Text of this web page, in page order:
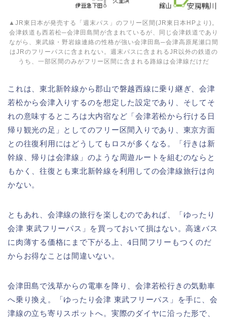
▲JR東日本が発売する「週末パス」のフリー区間(JR東日本HPより)。
会津鉄道も西若松─会津田島間が含まれているが、同じ会津鉄道であり
ながら、東武線・野岩線連絡の性格が強い会津田島─会津高原尾瀬口間
はJRのフリーパスに含まれない。週末パスに含まれるJR以外の鉄道の
うち、一部区間のみがフリー区間に含まれる路線は会津線だけだ
これは、東北新幹線から郡山で磐越西線に乗り継ぎ、会津
若松から会津入りするのを想定した設定であり、そしてそ
れの意味するところは大内宿など「会津若松から行ける日
帰り観光の足」としてのフリー区間入りであり、東京方面
との往復利用にはどうしてもロスが多くなる。「行きは新
幹線、帰りは会津線」のような周遊ルートを組むのならと
もかく、往復とも東北新幹線を利用しての会津線旅行は向
かない。
ともあれ、会津線の旅行を楽しむのであれば、「ゆったり
会津 東武フリーパス」を買っておいて損はない。高速バス
に肉薄する価格にまで下がる上、4日間フリーもつくのだ
からお得なことは間違いない。
会津田島で浅草からの電車を降り、会津若松行きの気動車
へ乗り換え。「ゆったり会津 東武フリーパス」を手に、会
津線の立ち寄りスポットへ。実際のダイヤに沿った形で、